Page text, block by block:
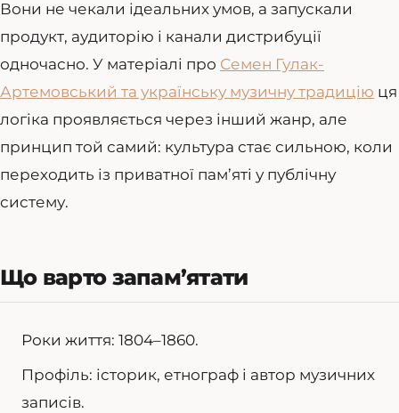
Вони не чекали ідеальних умов, а запускали
продукт, аудиторію і канали дистрибуції
одночасно. У матеріалі про Семен Гулак-
Артемовський та українську музичну традицію ця
логіка проявляється через інший жанр, але
принцип той самий: культура стає сильною, коли
переходить із приватної пам’яті у публічну
систему.
Що варто запам’ятати
Роки життя: 1804–1860.
Профіль: історик, етнограф і автор музичних
записів.